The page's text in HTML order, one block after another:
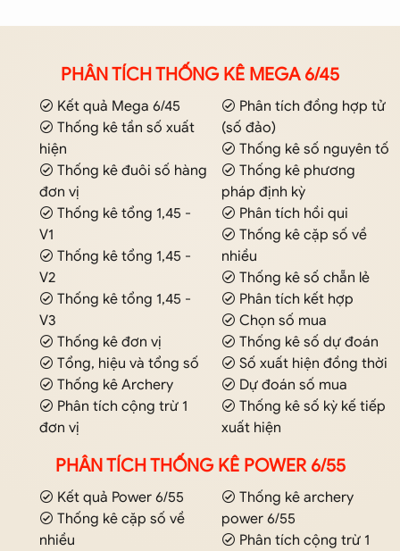
PHÂN TÍCH THỐNG KÊ MEGA 6/45
Kết quả Mega 6/45
Thống kê tần số xuất
hiện
Thống kê đuôi số hàng
đơn vị
Thống kê tổng 1,45 -
V1
Thống kê tổng 1,45 -
V2
Thống kê tổng 1,45 -
V3
Thống kê đơn vị
Tổng, hiệu và tổng số
Thống kê Archery
Phân tích cộng trừ 1
đơn vị
Phân tích đồng hợp tử
(số đảo)
Thống kê số nguyên tố
Thống kê phương
pháp định kỳ
Phân tích hồi qui
Thống kê cặp số về
nhiều
Thống kê số chẵn lẻ
Phân tích kết hợp
Chọn số mua
Thống kê số dự đoán
Số xuất hiện đồng thời
Dự đoán số mua
Thống kê số kỳ kế tiếp
xuất hiện
PHÂN TÍCH THỐNG KÊ POWER 6/55
Kết quả Power 6/55
Thống kê cặp số về
nhiều
Thống kê archery
power 6/55
Phân tích cộng trừ 1